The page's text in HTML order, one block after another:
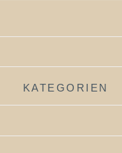
KATEGORIEN